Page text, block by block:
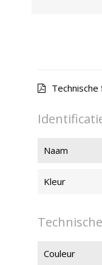
Naam
Kleur
Couleur